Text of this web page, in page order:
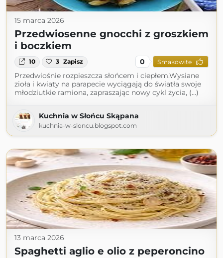
15 marca 2026
Przedwiosenne gnocchi z groszkiem
i boczkiem
10 3 Zapisz 0 Smakowite
Przedwiośnie rozpieszcza słońcem i ciepłem.Wysiane
zioła i kwiaty na parapecie wyciągają do światła swoje
młodziutkie ramiona, zapraszając nowy cykl życia, (...)
Kuchnia w Słońcu Skąpana
kuchnia-w-sloncu.blogspot.com
13 marca 2026
Spaghetti aglio e olio z peperoncino